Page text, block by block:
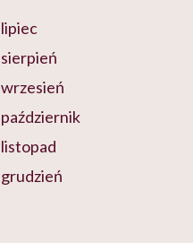
lipiec
sierpień
wrzesień
październik
listopad
grudzień